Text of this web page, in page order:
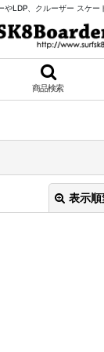
やLDP、クルーザー スケ
商品検索
表示